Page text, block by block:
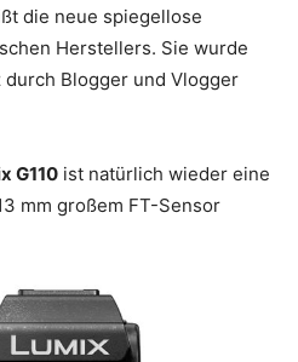
die neue spiegellose
Herstellers. Sie wurde
durch Blogger und Vlogger
G110 ist natürlich wieder eine
mm großem FT-Sensor